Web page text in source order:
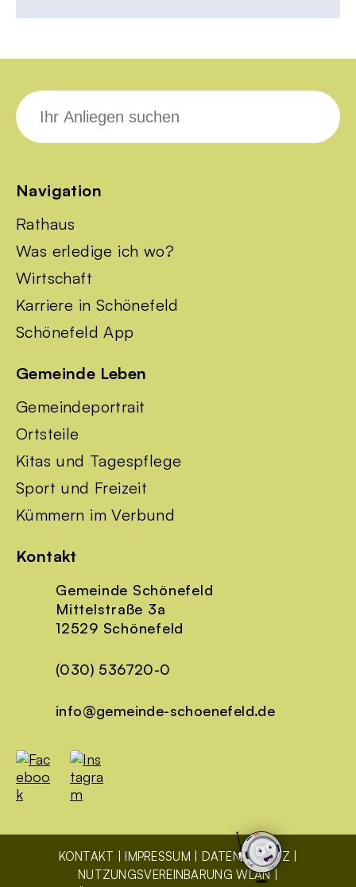
Navigation
Rathaus
Was erledige ich wo?
Wirtschaft
Karriere in Schönefeld
Schönefeld App
Gemeinde Leben
Gemeindeportrait
Ortsteile
Kitas und Tagespflege
Sport und Freizeit
Kümmern im Verbund
Kontakt
Gemeinde Schönefeld
Mittelstraße 3a
12529 Schönefeld
(030) 536720-0
info@gemeinde-schoenefeld.de
Suche
nach:
KONTAKT IMPRESSUM
DATENSCHUTZ
NUTZUNGSVEREINBARUNG WLAN